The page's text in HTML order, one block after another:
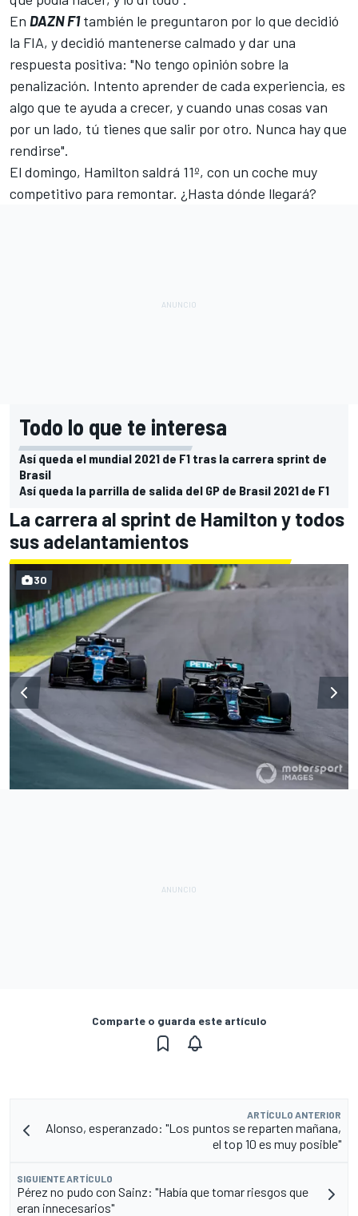
En DAZN F1también le preguntaron por lo que decidió
la FIA, y decidió mantenerse calmado y dar una
respuesta positiva: "No tengo opinión sobre la
penalización. Intento aprender de cada experiencia, es
algo que te ayuda a crecer, y cuando unas cosas van
por un lado, tú tienes que salir por otro. Nunca hay que
rendirse".
El domingo, Hamilton saldrá 11º, con un coche muy
competitivo para remontar. ¿Hasta dónde llegará?
Todo lo que te interesa
Así queda el mundial 2021 de F1 tras la carrera sprint de
Brasil
Así queda la parrilla de salida del GP de Brasil 2021 de F1
La carrera al sprint de Hamilton y todos
sus adelantamientos
30
Comparte o guarda este artículo
ARTÍCULO ANTERIOR
Alonso, esperanzado: "Los puntos se reparten mañana,
el top 10 es muy posible"
SIGUIENTE ARTÍCULO
Pérez no pudo con Sainz: "Había que tomar riesgos que
eran innecesarios"